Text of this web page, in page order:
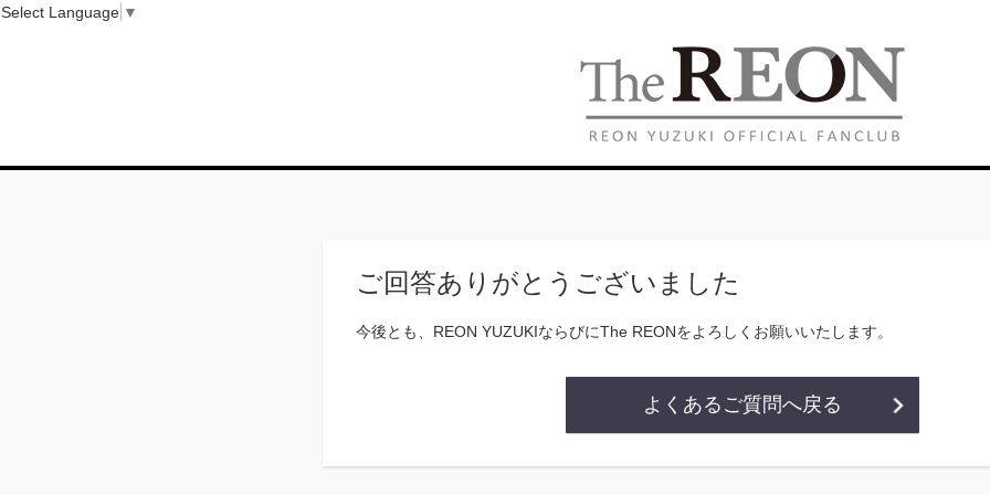
ご回答ありがとうございました
今後とも、REON YUZUKIならびにThe REONをよろしくお願いいたします。
よくあるご質問へ戻る
Select Language ▼